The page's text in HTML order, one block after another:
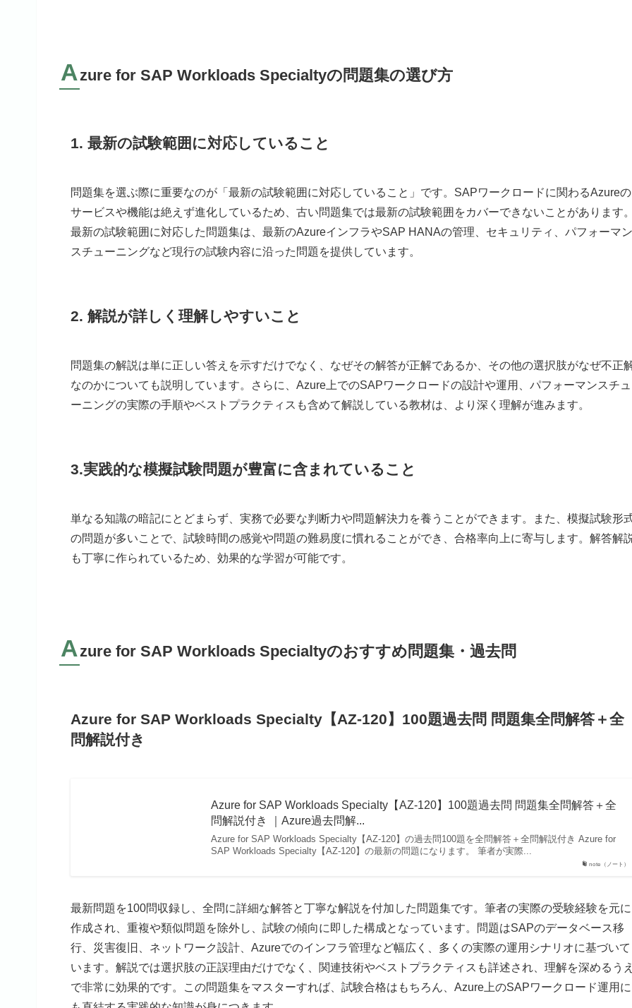
Azure for SAP Workloads Specialtyの問題集の選び方
1. 最新の試験範囲に対応していること
問題集を選ぶ際に重要なのが「最新の試験範囲に対応していること」です。SAPワークロードに関わるAzureの
サービスや機能は絶えず進化しているため、古い問題集では最新の試験範囲をカバーできないことがあります
最新の試験範囲に対応した問題集は、最新のAzureインフラやSAP HANAの管理、セキュリティ、パフォーマン
スチューニングなど現行の試験内容に沿った問題を提供しています。
2. 解説が詳しく理解しやすいこと
問題集の解説は単に正しい答えを示すだけでなく、なぜその解答が正解であるか、その他の選択肢がなぜ不正
なのかについても説明しています。さらに、Azure上でのSAPワークロードの設計や運用、パフォーマンスチュ
ーニングの実際の手順やベストプラクティスも含めて解説している教材は、より深く理解が進みます。
3.実践的な模擬試験問題が豊富に含まれていること
単なる知識の暗記にとどまらず、実務で必要な判断力や問題解決力を養うことができます。また、模擬試験形
の問題が多いことで、試験時間の感覚や問題の難易度に慣れることができ、合格率向上に寄与します。解答解
も丁寧に作られているため、効果的な学習が可能です。
Azure for SAP Workloads Specialtyのおすすめ問題集・過去問
Azure for SAP Workloads Specialty【AZ-120】100題過去問 問題集全問解答＋全
問解説付き
note（ノート）
Azure for SAP Workloads Specialty【AZ-120】100題過去問 問題集全問解答＋全
問解説付き ｜Azure過去問解...
Azure for SAP Workloads Specialty【AZ-120】の過去問100題を全問解答＋全問解説付き Azure for
SAP Workloads Specialty【AZ-120】の最新の問題になります。 筆者が実際...
最新問題を100問収録し、全問に詳細な解答と丁寧な解説を付加した問題集です。筆者の実際の受験経験を元に
作成され、重複や類似問題を除外し、試験の傾向に即した構成となっています。問題はSAPのデータベース移
行、災害復旧、ネットワーク設計、Azureでのインフラ管理など幅広く、多くの実際の運用シナリオに基づいて
います。解説では選択肢の正誤理由だけでなく、関連技術やベストプラクティスも詳述され、理解を深めるう
で非常に効果的です。この問題集をマスターすれば、試験合格はもちろん、Azure上のSAPワークロード運用に